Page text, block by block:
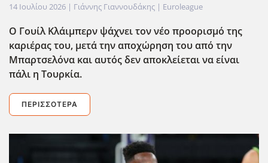
14 Ιουλίου 2026 | Γιάννης Γιαννουδάκης | Euroleague
Ο Γουίλ Κλάιμπερν ψάχνει τον νέο προορισμό της
καριέρας του, μετά την αποχώρηση του από την
Μπαρτσελόνα και αυτός δεν αποκλείεται να είναι
πάλι η Τουρκία.
ΠΕΡΙΣΣΌΤΕΡΑ